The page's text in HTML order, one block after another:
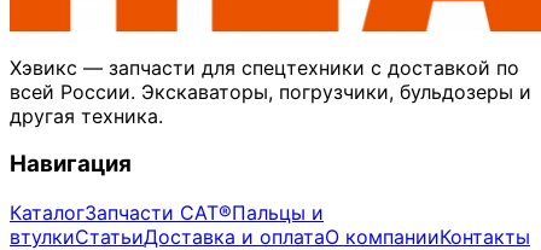
Хэвикс — запчасти для спецтехники с доставкой по
всей России. Экскаваторы, погрузчики, бульдозеры и
другая техника.
Навигация
КаталогЗапчасти CAT®Пальцы и
втулкиСтатьиДоставка и оплатаО компанииКонтакты